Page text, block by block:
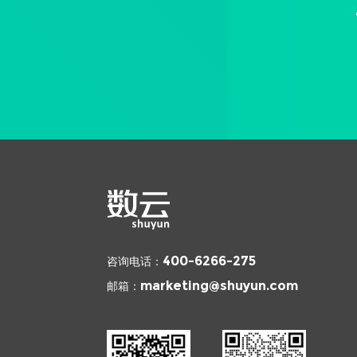
咨询电话： 400-6266-275
邮箱： marketing@shuyun.com